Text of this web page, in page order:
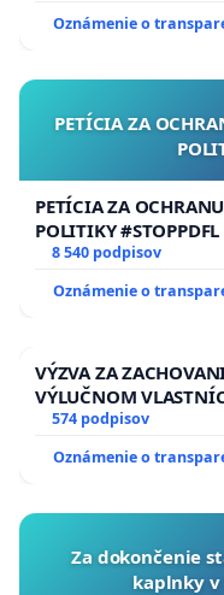
Oznámenie o
PETÍCIA ZA
PETÍCIA ZA
POLITIKY #STOPPDFL
8 540 podpisov
Oznámenie o
VÝZVA ZA
VÝLUČNOM
SLOVENSKEJ
kanálov na
574 podpisov
Oznámenie o
Za dokončenie
kaplnky